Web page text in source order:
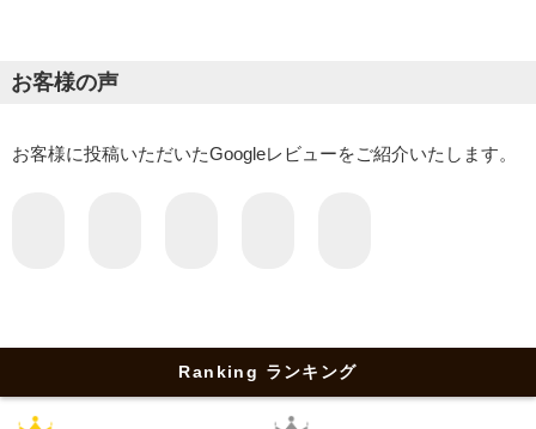
お客様の声
お客様に投稿いただいたGoogleレビューをご紹介いたします。
Ranking ランキング